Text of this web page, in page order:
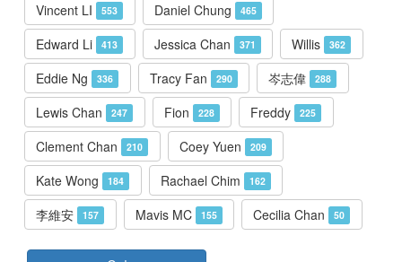
Vincent LI 553 Daniel Chung 465
Edward Li 413 Jessica Chan 371 Willis 362
Eddie Ng 336 Tracy Fan 290 岑志偉 288
Lewis Chan 247 Fion 228 Freddy 225
Clement Chan 210 Coey Yuen 209
Kate Wong 184 Rachael Chim 162
李維安 157 Mavis MC 155 Cecilia Chan 50